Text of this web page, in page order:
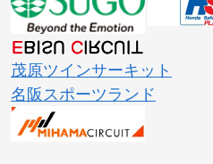
茂原ツインサーキット
名阪スポーツランド